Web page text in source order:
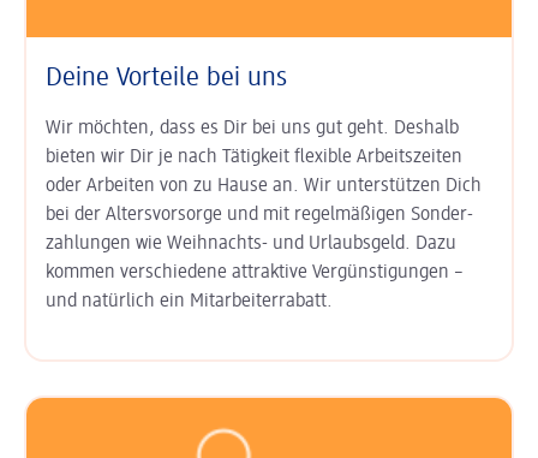
Deine Vorteile bei uns
Wir möchten, dass es Dir bei uns gut geht. Deshalb
bieten wir Dir je nach Tätigkeit flexible Arbeits­zeiten
oder Arbeiten von zu Hause an. Wir unter­stützen Dich
bei der Alters­vorsorge und mit regel­mäßigen Sonder­
zahlungen wie Weihnachts- und Urlaubs­geld. Dazu
kommen ver­schiedene attraktive Ver­günsti­gungen –
und natürlich ein Mitarbeiter­rabatt.